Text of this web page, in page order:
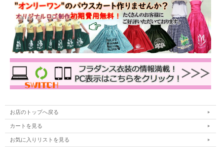
お店のトップへ戻る
カートを見る
お気に入りリストを見る